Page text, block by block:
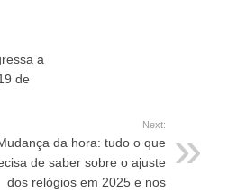
a
de
Next:
da hora: tudo o que
de saber sobre o ajuste
dos relógios em 2025 e nos